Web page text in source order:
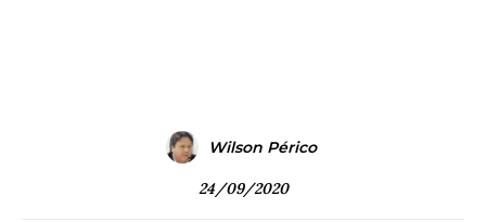
Wilson Périco
24/09/2020